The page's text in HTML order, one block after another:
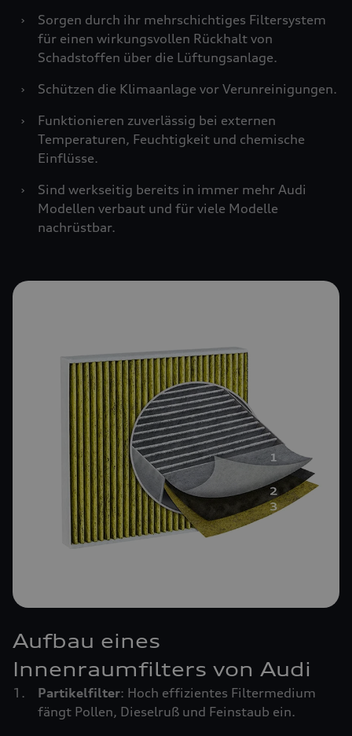
›
Sorgen durch ihr mehrschichtiges Filtersystem
für einen wirkungsvollen Rückhalt von
Schadstoffen über die Lüftungsanlage.
›
Schützen die Klimaanlage vor Verunreinigungen.
›
Funktionieren zuverlässig bei externen
Temperaturen, Feuchtigkeit und chemische
Einflüsse.
›
Sind werkseitig bereits in immer mehr Audi
Modellen verbaut und für viele Modelle
nachrüstbar.
Aufbau eines
Innenraumfilters von Audi
Partikelfilter: Hoch effizientes Filtermedium
fängt Pollen, Dieselruß und Feinstaub ein.